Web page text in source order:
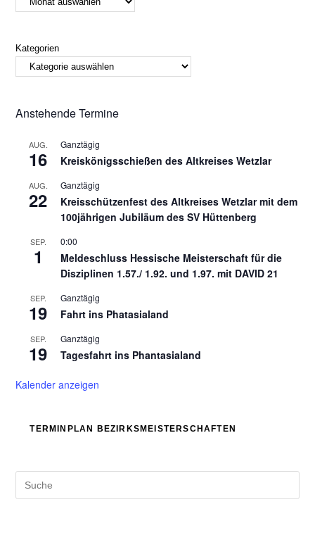
Kategorien
Anstehende Termine
AUG.
16
Ganztägig
Kreiskönigsschießen des Altkreises Wetzlar
AUG.
22
Ganztägig
Kreisschützenfest des Altkreises Wetzlar mit dem
100jährigen Jubiläum des SV Hüttenberg
SEP.
1
0:00
Meldeschluss Hessische Meisterschaft für die
Disziplinen 1.57./ 1.92. und 1.97. mit DAVID 21
SEP.
19
Ganztägig
Fahrt ins Phatasialand
SEP.
19
Ganztägig
Tagesfahrt ins Phantasialand
Kalender anzeigen
TERMINPLAN BEZIRKSMEISTERSCHAFTEN